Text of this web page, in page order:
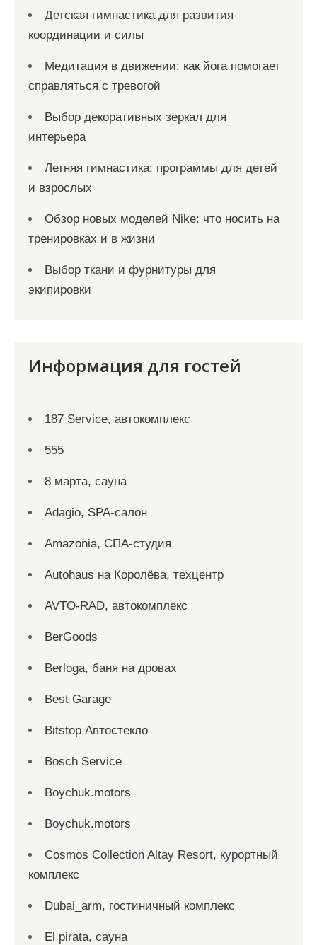
Детская гимнастика для развития
координации и силы
Медитация в движении: как йога помогает
справляться с тревогой
Выбор декоративных зеркал для
интерьера
Летняя гимнастика: программы для детей
и взрослых
Обзор новых моделей Nike: что носить на
тренировках и в жизни
Выбор ткани и фурнитуры для
экипировки
Информация для гостей
187 Service, автокомплекс
555
8 марта, сауна
Adagio, SPA-салон
Amazonia, СПА-студия
Autohaus на Королёва, техцентр
AVTO-RAD, автокомплекс
BerGoods
Berloga, баня на дровах
Best Garage
Bitstop Автостекло
Bosch Service
Boychuk.motors
Boychuk.motors
Cosmos Collection Altay Resort, курортный
комплекс
Dubai_arm, гостиничный комплекс
El pirata, сауна